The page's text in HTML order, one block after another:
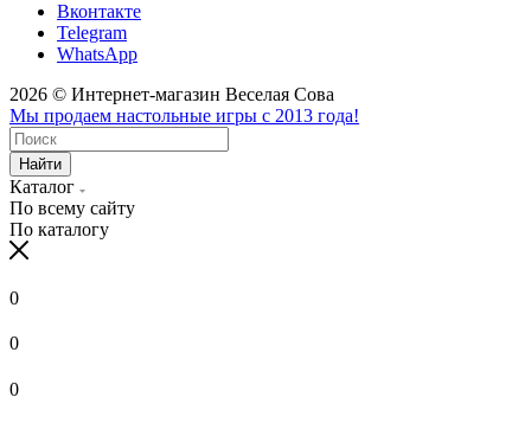
Вконтакте
Telegram
WhatsApp
2026 © Интернет-магазин Веселая Сова
Мы продаем настольные игры с 2013 года!
Найти
Каталог
По всему сайту
По каталогу
0
0
0